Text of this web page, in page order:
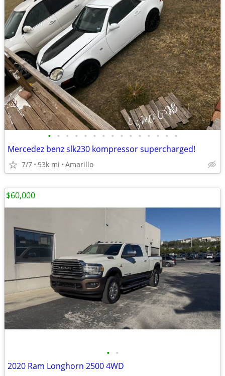
• • • • • • • • • • • • • • •
Mercedez benz slk230 kompressor supercharged!
7/7 93k mi Amarillo
• •
2020 Ram Longhorn 2500 4WD
$60,000